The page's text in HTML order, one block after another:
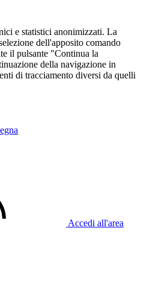
e statistici anonimizzati. La
dell'apposito comando
il pulsante "Continua la
della navigazione in
di tracciamento diversi da quelli
Accedi all'area